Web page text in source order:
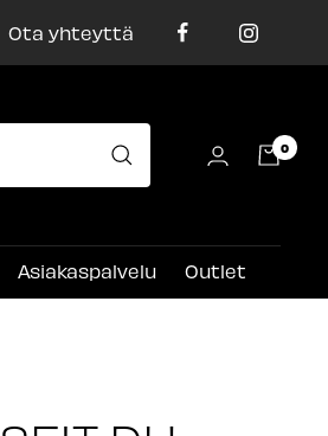
Ota yhteyttä
0
Asiakaspalvelu Outlet